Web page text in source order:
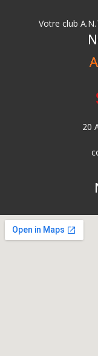
Votre club
20